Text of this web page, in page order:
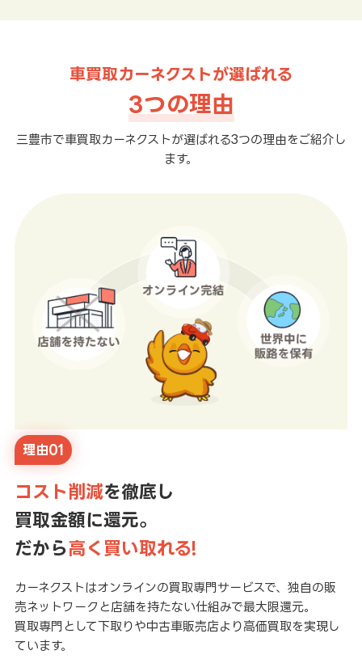
車買取カーネクストが選ばれる
3つの理由
三豊市で車買取カーネクストが選ばれる3つの理由をご紹介し
ます。
理由01
コスト削減を徹底し
買取金額に還元。
だから高く買い取れる!
カーネクストはオンラインの買取専門サービスで、独自の販
売ネットワークと店舗を持たない仕組みで最大限還元。
買取専門として下取りや中古車販売店より高価買取を実現し
ています。